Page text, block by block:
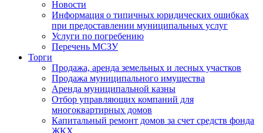
Новости
Информация о типичных юридических ошибках
при предоставлении муниципальных услуг
Услуги по погребению
Перечень МСЗУ
Торги
Продажа, аренда земельных и лесных участков
Продажа муниципального имущества
Аренда муниципальной казны
Отбор управляющих компаний для
многоквартирных домов
Капитальный ремонт домов за счет средств фонда
ЖКХ